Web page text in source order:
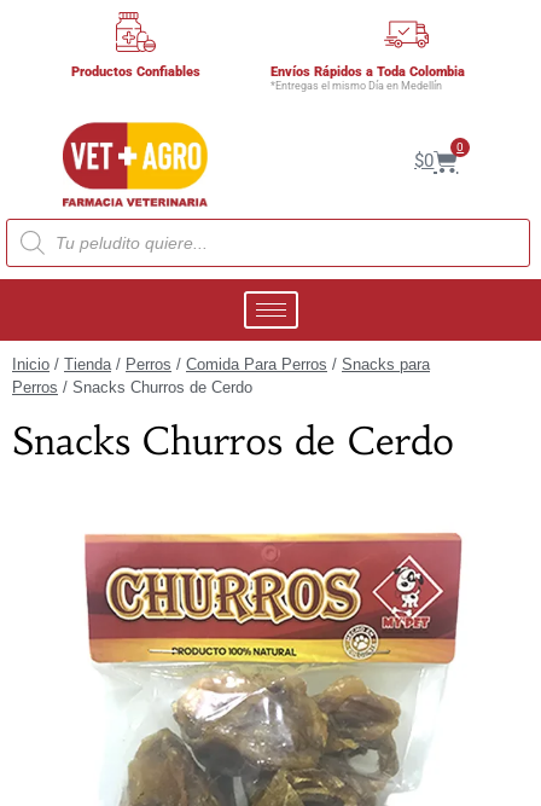
Productos Confiables Envíos Rápidos a Toda Colombia
*Entregas el mismo Día en Medellín
$0
0
Inicio / Tienda/ Perros / Comida Para Perros / Snacks para
Perros / Snacks Churros de Cerdo
Snacks Churros de Cerdo